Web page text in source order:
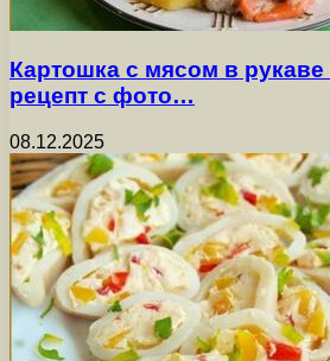
Картошка с мясом в рукаве
рецепт с фото…
08.12.2025